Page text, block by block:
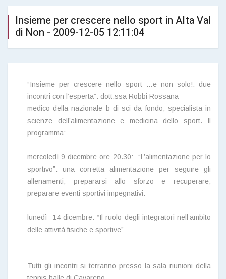
Insieme per crescere nello sport in Alta Val
di Non - 2009-12-05 12:11:04
“Insieme per crescere nello sport …e non solo!: due
incontri con l’esperta”: dott.ssa Robbi Rossana
medico della nazionale b di sci da fondo, specialista in
scienze dell’alimentazione e medicina dello sport. Il
programma:
mercoledì 9 dicembre ore 20.30:
“L’alimentazione per lo
sportivo”: una corretta alimentazione per seguire gli
allenamenti, prepararsi allo sforzo e recuperare,
preparare eventi sportivi impegnativi.
lunedì 14 dicembre: “I l ruolo degli integratori nell’ambito
delle attività fisiche e sportive”
Tutti gli incontri si terranno presso la sala riunioni della